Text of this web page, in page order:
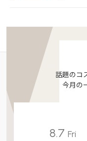
話題のコ
今月の
8.7Fri